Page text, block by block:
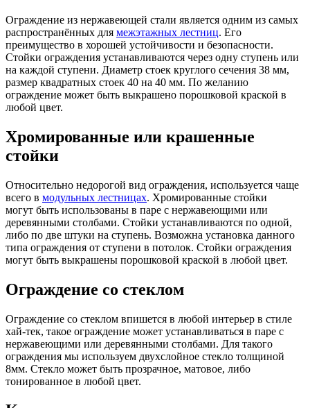
Ограждение из нержавеющей стали является одним из самых
распространённых для межэтажных лестниц. Его
преимущество в хорошей устойчивости и безопасности.
Стойки ограждения устанавливаются через одну ступень или
на каждой ступени. Диаметр стоек круглого сечения 38 мм,
размер квадратных стоек 40 на 40 мм. По желанию
ограждение может быть выкрашено порошковой краской в
любой цвет.
Хромированные или крашенные
стойки
Относительно недорогой вид ограждения, используется чаще
всего в модульных лестницах. Хромированные стойки
могут быть использованы в паре с нержавеющими или
деревянными столбами. Стойки устанавливаются по одной,
либо по две штуки на ступень. Возможна установка данного
типа ограждения от ступени в потолок. Стойки ограждения
могут быть выкрашены порошковой краской в любой цвет.
Ограждение со стеклом
Ограждение со стеклом впишется в любой интерьер в стиле
хай-тек, такое ограждение может устанавливаться в паре с
нержавеющими или деревянными столбами. Для такого
ограждения мы используем двухслойное стекло толщиной
8мм. Стекло может быть прозрачное, матовое, либо
тонированное в любой цвет.